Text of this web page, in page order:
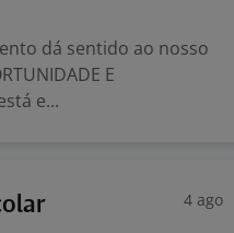
dá sentido ao nosso
E
e...
4 ago